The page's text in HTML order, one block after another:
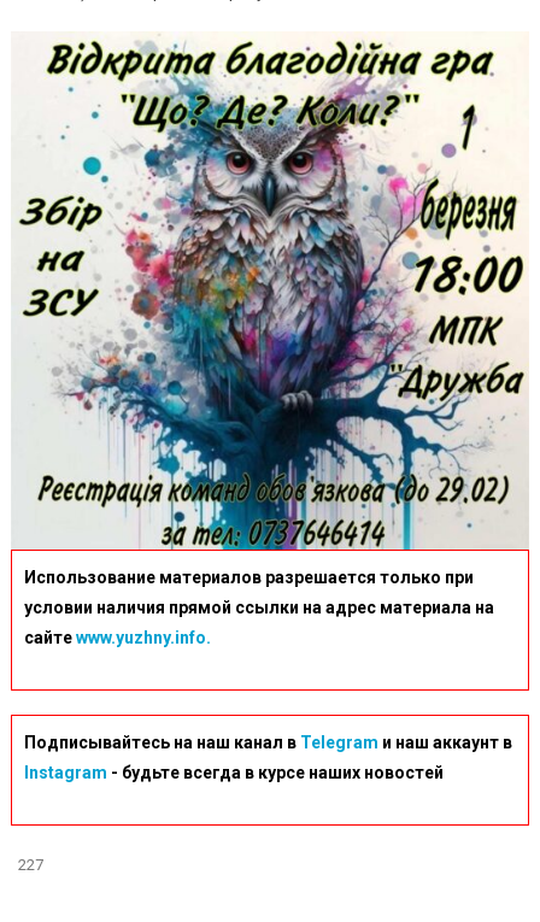
Использование материалов разрешается только при
условии наличия прямой ссылки на адрес материала на
сайтеwww.yuzhny.info.
Подписывайтесь на наш канал в Telegram и наш аккаунт в
Instagram - будьте всегда в курсе наших новостей
227